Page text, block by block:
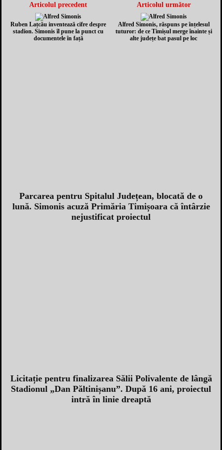
Articolul precedent
Ruben Lațcău inventează cifre despre
stadion. Simonis îl pune la punct cu
documentele în față
Articolul următor
Alfred Simonis, răspuns pe înțelesul
tuturor: de ce Timișul merge înainte și
alte județe bat pasul pe loc
Parcarea pentru Spitalul Județean, blocată de o
lună. Simonis acuză Primăria Timișoara că întârzie
nejustificat proiectul
Licitație pentru finalizarea Sălii Polivalente de lângă
Stadionul „Dan Păltinișanu”. După 16 ani, proiectul
intră în linie dreaptă